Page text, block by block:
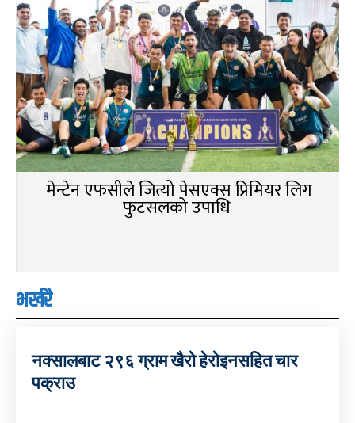
मेन्टेन एफसीले जित्यो पेसएक्स प्रिमियर लिग
फुटसलको उपाधि
भर्खरै
नक्सालबाट २९६ ग्राम खैरो हेरोइनसहित चार
पक्राउ